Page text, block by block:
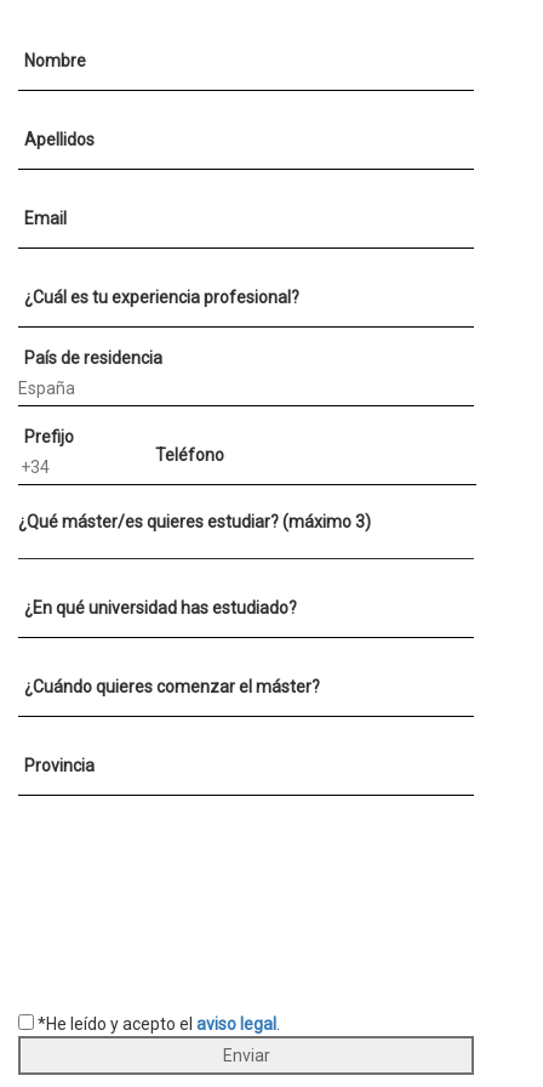
Nombre
Apellidos
Email
¿Cuál es tu experiencia profesional?
País de residencia
Prefijo
Teléfono
¿Qué máster/es quieres estudiar? (máximo 3)
¿En qué universidad has estudiado?
¿Cuándo quieres comenzar el máster?
Provincia
*He leído y acepto el aviso legal
Enviar